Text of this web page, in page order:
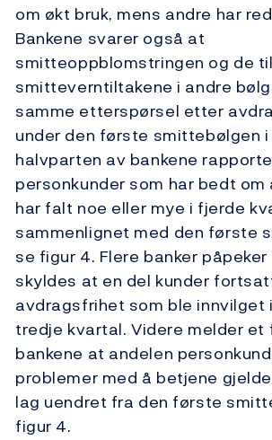
om økt bruk, mens andre har
Bankene svarer også at
smitteoppblomstringen og de
smitteverntiltakene i andre
samme etterspørsel etter
under den første smittebølgen i
halvparten av bankene
personkunder som har bedt
har falt noe eller mye i fjerde
sammenlignet med den første
se figur 4. Flere banker
skyldes at en del kunder
avdragsfrihet som ble innvilget
tredje kvartal. Videre melder
bankene at andelen
problemer med å betjene
lag uendret fra den første
figur 4.